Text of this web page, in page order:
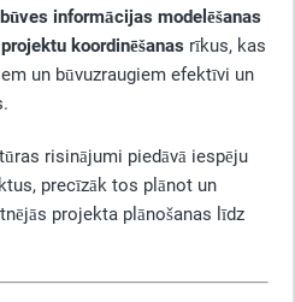
būves informācijas modelēšanas
projektu koordinēšanas rīkus, kas
un būvuzraugiem efektīvi un
risinājumi piedāvā iespēju
precīzāk tos plānot un
projekta plānošanas līdz